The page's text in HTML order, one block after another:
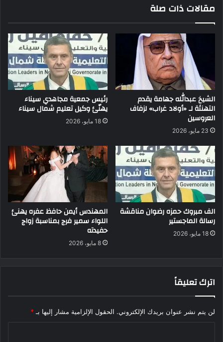
مقالات ذات صلة
الشيخ عبدالله جهامة يقدم
التهنئة لـ «أولاد غراب» لزفاف
العروسين
23 مايو، 2026
رئيس جمعية مجاهدي سيناء
يهنّئ وكيل تعليم شمال سيناء
18 مايو، 2026
الف مبروك حمزه رضوان مناقشة
رسالة الماجستير
18 مايو، 2026
المهندس أيمن حافظ عفره يهنئ
اللواء سمير فرج بمناسبة زواج
حفيدته
8 مايو، 2026
اترك تعليقاً
لن يتم نشر عنوان بريدك الإلكتروني. الحقول الإلزامية مشار إليها بـ *